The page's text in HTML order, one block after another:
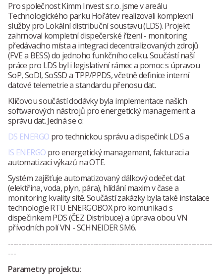
Pro společnost Kimm Invest s.r.o. jsme v areálu
Technologického parku Hořátev realizovali komplexní
služby pro Lokální distribuční soustavu (LDS). Projekt
zahrnoval kompletní dispečerské řízení - monitoring
předávacího místa a integraci decentralizovaných zdrojů
(FVE a BESS) do jednoho funkčního celku. Součástí naší
práce pro LDS byl i legislativní rámec a pomoc s úpravou
SoP, SoDI, SoSSD a TPP/PPDS, včetně definice interní
datové telemetrie a standardu přenosu dat.
Klíčovou součástí dodávky byla implementace našich
softwarových nástrojů pro energetický management a
správu dat. Jedná se o:
DS ENERGO pro technickou správu a dispečink LDS a
IS ENERGO pro energetický management, fakturaci a
automatizaci výkazů na OTE.
Systém zajišťuje automatizovaný dálkový odečet dat
(elektřina, voda, plyn, pára), hlídání maxim v čase a
monitoring kvality sítě. Součástí zakázky byla také instalace
technologie RTU ENERGOBOX pro komunikaci s
dispečinkem PDS (ČEZ Distribuce) a úprava obou VN
přívodních polí VN - SCHNEIDER SM6.
-----------------------------------------------------------------------------
---
Parametry projektu: